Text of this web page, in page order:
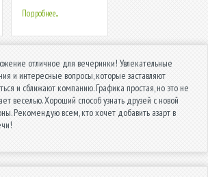
Подробнее...
отличное для вечеринки! Увлекательные
и интересные вопросы, которые заставляют
и сближают компанию. Графика простая, но это не
веселью. Хороший способ узнать друзей с новой
Рекомендую всем, кто хочет добавить азарт в